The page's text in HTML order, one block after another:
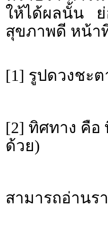
ให้ได้ผลนั้น ย่
สุขภาพดี หน้า
[1] รูปดวงชะ
[2] ทิศทาง คื
ด้วย)
สามารถอ่านร